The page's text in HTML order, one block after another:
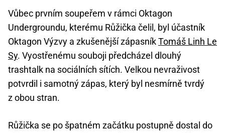
Vůbec prvním soupeřem v rámci Oktagon
Undergroundu, kterému Růžička čelil, byl účastník
Oktagon Výzvy a zkušenější zápasníkTomáš Linh Le
Sy. Vyostřenému souboji předcházel dlouhý
trashtalk na sociálních sítích. Velkou nevraživost
potvrdil i samotný zápas, který byl nesmírně tvrdý
z obou stran.
Růžička se po špatném začátku postupně dostal do